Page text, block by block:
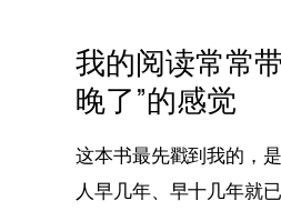
我的阅读常常
晚了”的感觉
这本书最先戳到我的，
人早几年、早十几年就